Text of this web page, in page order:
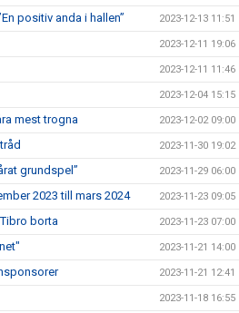
positiv anda i hallen” 2023-12-13 11:51
2023-12-11 19:06
2023-12-11 11:46
2023-12-04 15:15
mest trogna 2023-12-02 09:00
2023-11-30 19:02
grundspel” 2023-11-29 06:00
2023 till mars 2024 2023-11-23 09:05
borta 2023-11-23 07:00
2023-11-21 14:00
2023-11-21 12:41
2023-11-18 16:55